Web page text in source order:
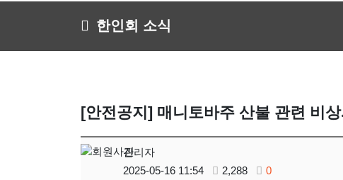
한인회 소식
[안전공지] 매니토바주 산불 관련 비
관리자
2025-05-16 11:54
2,288 0